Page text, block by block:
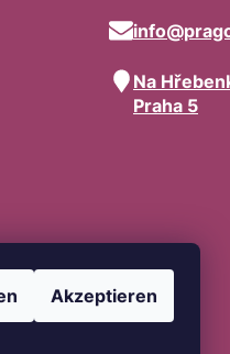
Akzeptieren
Na
Praha 5